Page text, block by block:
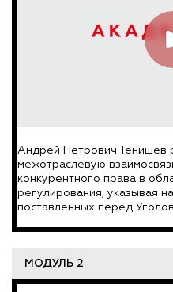
Андрей Петрович Тенишев
межотраслевую
конкурентного права в
регулирования, указывая
поставленных перед
МОДУЛЬ 2